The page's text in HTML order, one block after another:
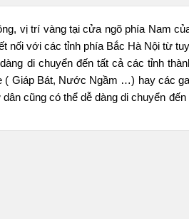
vị trí vàng tại cửa ngõ phía Nam
nối với các tỉnh phía Bắc Hà Nội từ
di chuyển đến tất cả các tỉnh
( Giáp Bát, Nước Ngầm …) hay các
cũng có thể dễ dàng di chuyển đến